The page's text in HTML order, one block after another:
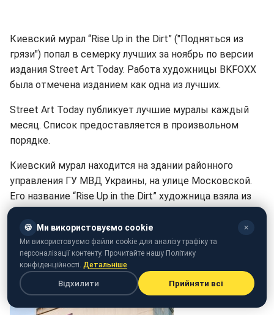
Киевский мурал “Rise Up in the Dirt” ("Подняться из
грязи") попал в семерку лучших за ноябрь по версии
издания Street Art Today. Работа художницы BKFOXX
была отмечена изданием как одна из лучших.
Street Art Today публикует лучшие муралы каждый
месяц. Список предоставляется в произвольном
порядке.
Киевский мурал находится на здании районного
управления ГУ МВД Украины, на улице Московской.
Его название “Rise Up in the Dirt” художница взяла из
творчества группы Voxtrot, у которой есть песня с
таким же названием.
Первой в списке значится работа французских
художников Адора и Сэмор.
🍪 Ми використовуємо cookie ✕
Ми використовуємо файли cookie для аналізу трафіку та
персоналізації контенту. Прочитайте нашу Політику
конфіденційності. Детальніше
Відхилити Прийняти всі